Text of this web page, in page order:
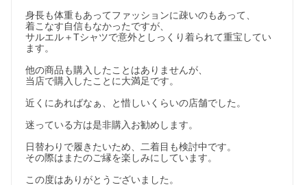
身長も体重もあってファッションに疎いのもあって、
着こなす自信もなかったですが、
サルエル＋Tシャツで意外としっくり着られて重宝してい
ます。
他の商品も購入したことはありませんが、
当店で購入したことに大満足です。
近くにあればなぁ、と惜しいくらいの店舗でした。
迷っている方は是非購入お勧めします。
日替わりで履きたいため、二着目も検討中です。
その際はまたのご縁を楽しみにしています。
この度はありがとうございました。